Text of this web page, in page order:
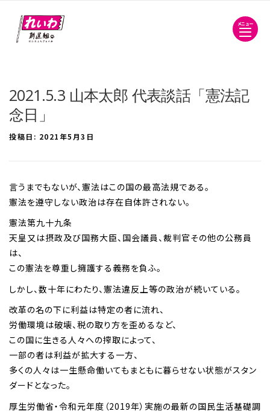
メニュー
2021.5.3 山本太郎 代表談話「憲法記
念日」
投稿日: 2021年5月3日
言うまでもないが、憲法はこの国の最高法規である。
憲法を遵守しない政治は存在自体許されない。
憲法第九十九条
天皇又は摂政及び国務大臣、国会議員、裁判官その他の公務員
は、
この憲法を尊重し擁護する義務を負ふ。
しかし、数十年にわたり、憲法違反上等の政治が続いている。
改革の名の下に利益は特定の者に流れ、
労働環境は破壊、税の取り方を歪めるなど、
この国に生きる人々への搾取によって、
一部の者は利益が拡大する一方、
多くの人々は一生懸命働いてもまともに暮らせない状態がスタン
ダードとなった。
厚生労働省・令和元年度（2019年）実施の最新の国民生活基礎調